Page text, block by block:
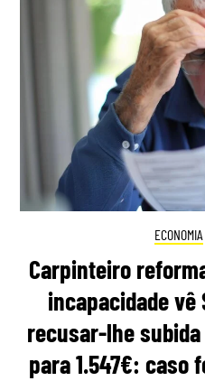
ECONOMIA
Carpinteiro
incapacidade vê
recusar-lhe
para 1.547€: caso